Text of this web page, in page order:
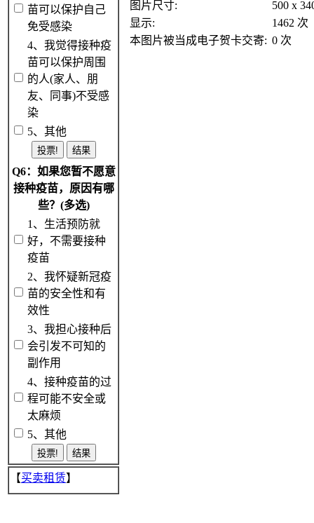
苗可以保护自己
免受感染
4、我觉得接种疫
苗可以保护周围
的人(家人、朋
友、同事)不受感
染
5、其他
Q6：如果您暂不愿意
接种疫苗，原因有哪
些？(多选)
1、生活预防就
好，不需要接种
疫苗
2、我怀疑新冠疫
苗的安全性和有
效性
3、我担心接种后
会引发不可知的
副作用
4、接种疫苗的过
程可能不安全或
太麻烦
5、其他
【买卖租赁】
图片尺寸:
500 x
显示:
1462 次
本图片被当成电子贺卡交寄: 0 次